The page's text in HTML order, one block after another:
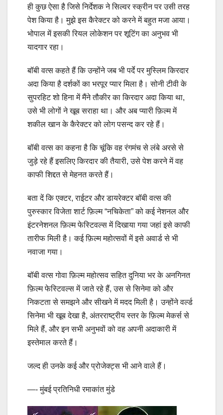
ही कुछ ऐसा है जिसे निर्देशक ने सिल्वर स्क्रीन पर उसी तरह
पेश किया है। मुझे इस कैरेक्टर को करने में बहुत मजा आया।
भोपाल में इसकी रियल लोकेशन पर शूटिंग का अनुभव भी
यादगार रहा।
बॉबी वत्स कहते हैं कि उन्होंने जब भी पर्दे पर मुस्लिम किरदार
अदा किया है दर्शकों का भरपूर प्यार मिला है। सोनी टीवी के
सुपरहिट शो हिना में मैंने तौकीर का किरदार अदा किया था,
उसे भी लोगों ने खूब सराहा था। और अब प्यारी फ़िल्म में
शकील खान के कैरेक्टर को लोग पसन्द कर रहे हैं।
बॉबी वत्स का कहना है कि चूंकि वह रंगमंच से लंबे अरसे से
जुड़े रहे हैं इसलिए किरदार की तैयारी, उसे पेश करने में वह
काफी शिद्दत से मेहनत करते हैं।
बता दें कि एक्टर, राईटर और डायरेक्टर बॉबी वत्स की
पुरुस्कार विजेता शार्ट फ़िल्म “नचिकेता” को कई नेशनल और
इंटरनेशनल फ़िल्म फेस्टिवल्स में दिखाया गया जहां इसे काफी
तारीफ मिली है। कई फ़िल्म महोत्सवों में इसे अवार्ड से भी
नवाजा गया।
बॉबी वत्स गोवा फ़िल्म महोत्सव सहित दुनिया भर के अनगिनत
फ़िल्म फेस्टिवल्स में जाते रहे हैं, उस से सिनेमा को और
निकटता से समझने और सीखने में मदद मिली है। उन्होंने वर्ल्ड
सिनेमा भी खूब देखा है, अंतरराष्ट्रीय स्तर के फ़िल्म मेकर्स से
मिले हैं, और इन सभी अनुभवों को वह अपनी अदाकारी में
इस्तेमाल करते हैं।
जल्द ही उनके कई और प्रोजेक्ट्स भी आने वाले हैं।
—- मुंबई प्रतिनिधी रमाकांत मुंडे